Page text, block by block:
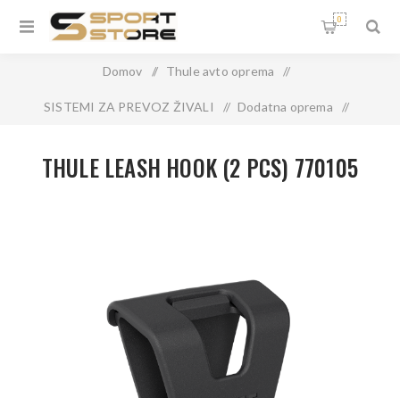
0
Domov / Thule avto oprema /
SISTEMI ZA PREVOZ ŽIVALI / Dodatna oprema /
THULE LEASH HOOK (2 PCS) 770105